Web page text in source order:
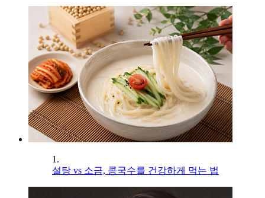
1.
설탕 vs 소금, 콩국수를 건강하게 먹는 법